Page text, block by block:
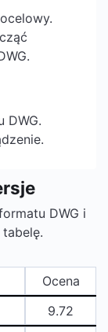
DWG.
DWG i
Ocena
9.72